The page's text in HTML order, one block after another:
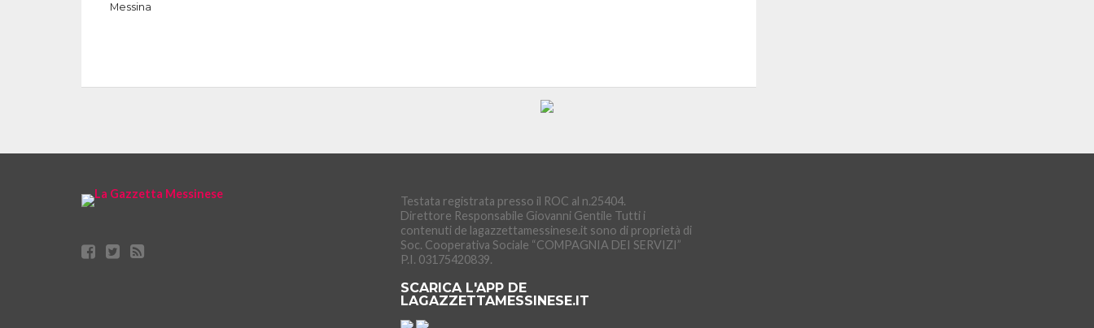
Messina
Testata registrata presso il ROC al n.25404.
Direttore Responsabile Giovanni Gentile Tutti i
contenuti de lagazzettamessinese.it sono di proprietà di
Soc. Cooperativa Sociale “COMPAGNIA DEI SERVIZI”
P.I. 03175420839.
SCARICA L'APP DE
LAGAZZETTAMESSINESE.IT